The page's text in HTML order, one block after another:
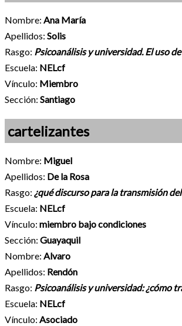
Nombre: Ana María
Apellidos: Solis
Rasgo: Psicoanálisis y universidad. El uso
Escuela: NELcf
Vínculo: Miembro
Sección: Santiago
cartelizantes
Nombre: Miguel
Apellidos: De la Rosa
Rasgo: ¿qué discurso para la transmisión
Escuela: NELcf
Vínculo: miembro bajo condiciones
Sección: Guayaquil
Nombre: Alvaro
Apellidos: Rendón
Rasgo: Psicoanálisis y universidad: ¿cómo
Escuela: NELcf
Vínculo: Asociado